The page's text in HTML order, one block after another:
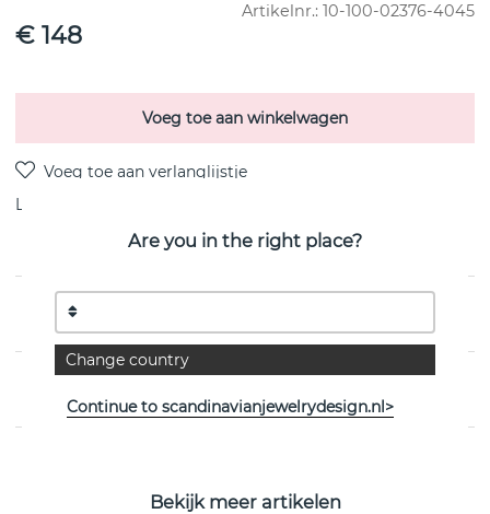
Artikelnr.: 10-100-02376-4045
€ 148
Voeg toe aan winkelwagen
Levering:
PRODUCTOMSCHRIJVING
Bekijk meer artikelen
Are you in the right place?
Change country
Continue to scandinavianjewelrydesign.nl>